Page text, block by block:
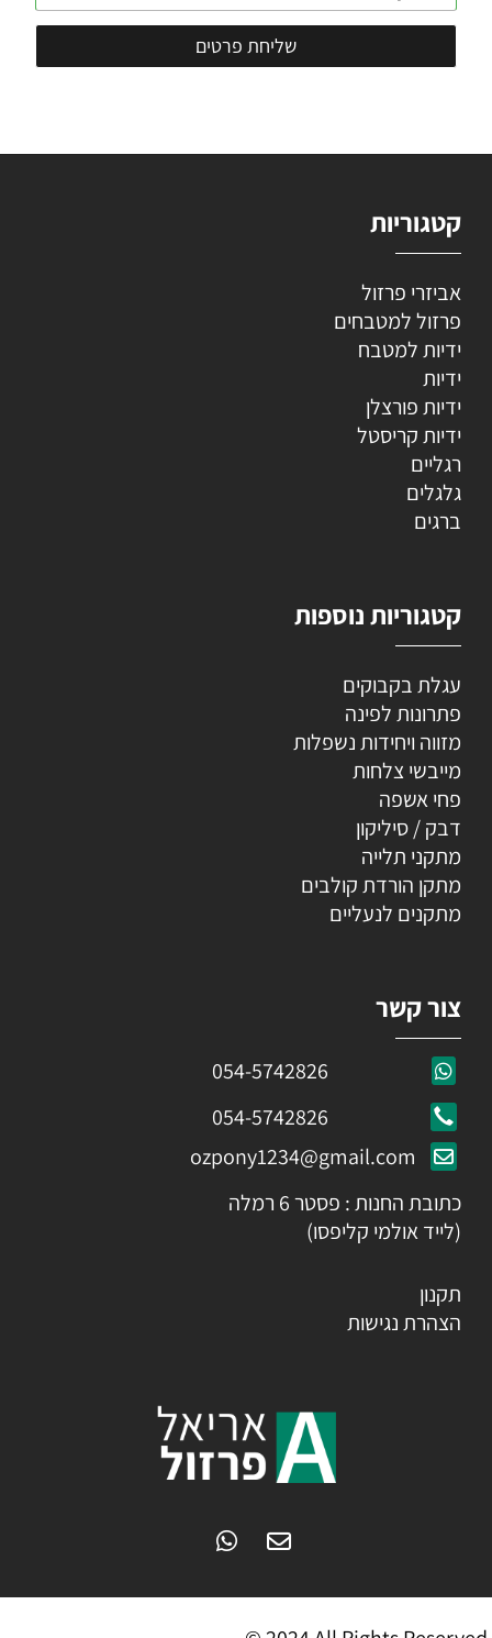
קטגוריות
אביזרי פרזול
פרזול למטבחים
ידיות למטבח
ידיות
ידיות פורצלן
ידיות קריסטל
רגליים
גלגלים
ברגים
קטגוריות נוספות
עגלת בקבוקים
פתרונות לפינה
מזווה ויחידות נשפלות
מייבשי צלחות
פחי אשפה
דבק / סיליקון
מתקני תלייה
מתקן הורדת קולבים
מתקנים לנעליים
צור קשר
054-5742826
054-5742826
ozpony1234@gmail.com
כתובת החנות : פסטר 6 רמלה
(לייד אולמי קליפסו)
תקנון
הצהרת נגישות